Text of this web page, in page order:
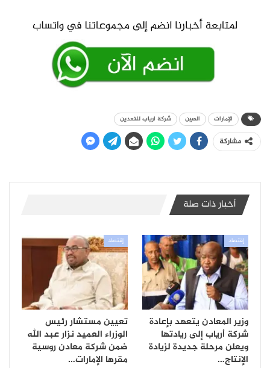
الإمارات الصين شركة ارياب للتعدين
مشاركة
أخبار ذات صلة
إقتصاد
وزير المعادن يتعهد بإعادة
شركة أرياب إلى ريادتها
ويعلن مرحلة جديدة لزيادة
الإنتاج…
إقتصاد
تعيين مستشار رئيس
الوزراء العميد نزار عبد الله
ضمن شركة معادن روسية
مقرها الإمارات…